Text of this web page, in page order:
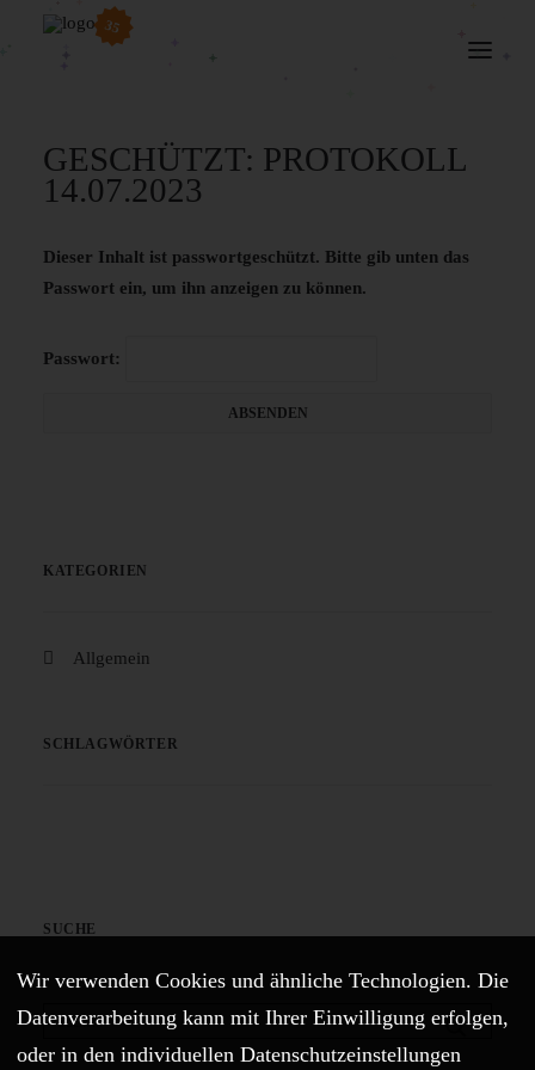
35
GESCHÜTZT: PROTOKOLL
14.07.2023
Dieser Inhalt ist passwortgeschützt. Bitte gib unten das
Passwort ein, um ihn anzeigen zu können.
Passwort:
KATEGORIEN
Allgemein
SCHLAGWÖRTER
SUCHE
Wir verwenden Cookies und ähnliche Technologien. Die
Datenverarbeitung kann mit Ihrer Einwilligung erfolgen,
oder in den individuellen Datenschutzeinstellungen